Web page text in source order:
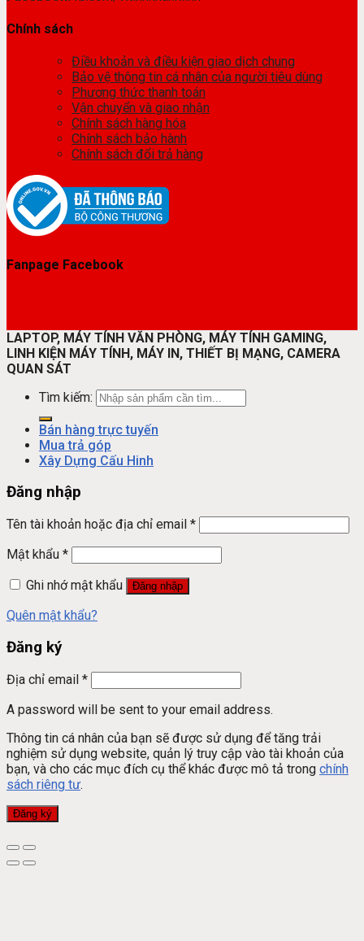
Chính sách
Điều khoản và điều kiện giao dịch chung
Bảo vệ thông tin cá nhân của người tiêu dùng
Phương thức thanh toán
Vận chuyển và giao nhận
Chính sách hàng hóa
Chính sách bảo hành
Chính sách đổi trả hàng
Fanpage Facebook
LAPTOP, MÁY TÍNH VĂN PHÒNG, MÁY TÍNH GAMING,
LINH KIỆN MÁY TÍNH, MÁY IN, THIẾT BỊ MẠNG, CAMERA
QUAN SÁT
Tìm kiếm:
Bán hàng trực tuyến
Mua trả góp
Xây Dựng Cấu Hinh
Đăng nhập
Tên tài khoản hoặc địa chỉ email *
Mật khẩu *
Ghi nhớ mật khẩu
Đăng nhập
Quên mật khẩu?
Đăng ký
Địa chỉ email *
A password will be sent to your email address.
Thông tin cá nhân của bạn sẽ được sử dụng để tăng trải
nghiệm sử dụng website, quản lý truy cập vào tài khoản của
bạn, và cho các mục đích cụ thể khác được mô tả trong chính
sách riêng tư.
Đăng ký